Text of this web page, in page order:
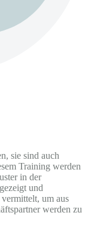
sie sind auch
Training werden
in der
und
um aus
werden zu